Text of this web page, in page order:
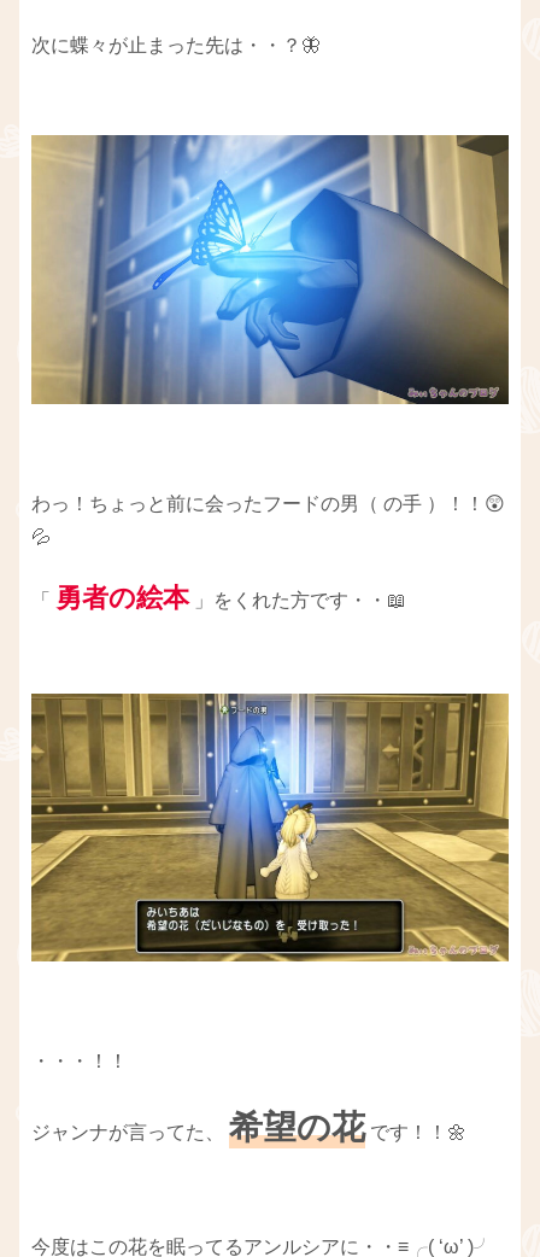
次に蝶々が止まった先は・・？🦋
わっ！ちょっと前に会ったフードの男（ の手 ）！！😲
💦
「 勇者の絵本」をくれた方です・・📖
・・・！！
ジャンナが言ってた、 希望の花です！！🌼
今度はこの花を眠ってるアンルシアに・・≡╭( ‘ω’ )╯